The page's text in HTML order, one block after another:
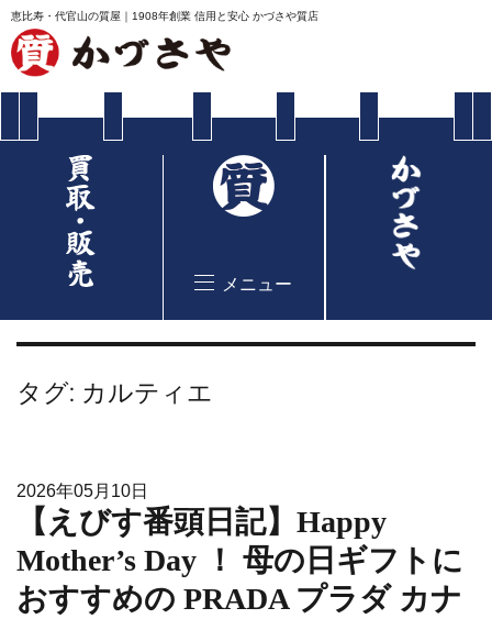
恵比寿・代官山の質屋｜1908年創業 信用と安心 かづさや質店
メニュー
タグ: カルティエ
2026年05月10日
【えびす番頭日記】Happy
Mother’s Day ！ 母の日ギフトに
おすすめの PRADA プラダ カナ